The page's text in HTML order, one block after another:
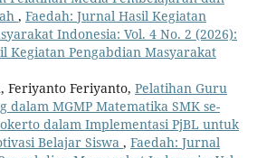
, Faedah: Jurnal Hasil Kegiatan
Indonesia: Vol. 4 No. 2 (2026):
Kegiatan Pengabdian Masyarakat
Feriyanto Feriyanto, Pelatihan Guru
dalam MGMP Matematika SMK se-
dalam Implementasi PjBL untuk
Belajar Siswa , Faedah: Jurnal